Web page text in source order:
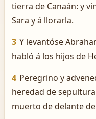
tierra de Canaán: y
Sara y á llorarla.
3 Y levantóse
habló á los hijos de
4 Peregrino y
heredad de
muerto de delante